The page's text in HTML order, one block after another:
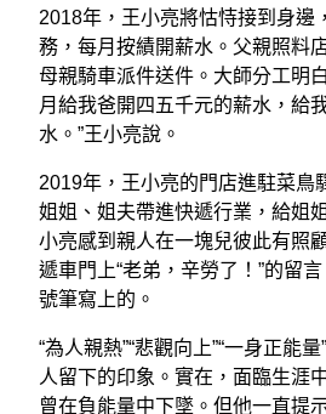
2018年，王小亮將怙恃接到身邊
務，每月按績開薪水。父親照料
母親騎車派件送件。大師分工明
月給我爸開四五千元的薪水，給
水。”王小亮說。
2019年，王小亮的門店進駐菜鳥
姐姐、姐夫帶進快遞行業，給姐
小亮感到親人在一塊兒彼此有照
遞車門上“老弟，辛勞了！”的留
號筆寫上的。
“為人親熱”“悲觀向上”“一身正能
人留下的印象。實在，面臨生涯
曾在負能量中下墜。但他一直提